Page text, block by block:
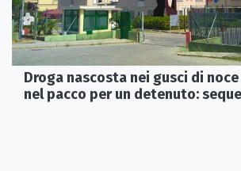
Droga nascosta nei gusci di
nel pacco per un detenuto: